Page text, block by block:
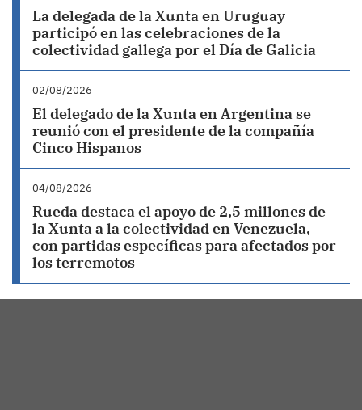
La delegada de la Xunta en Uruguay
participó en las celebraciones de la
colectividad gallega por el Día de Galicia
02/08/2026
El delegado de la Xunta en Argentina se
reunió con el presidente de la compañía
Cinco Hispanos
04/08/2026
Rueda destaca el apoyo de 2,5 millones de
la Xunta a la colectividad en Venezuela,
con partidas específicas para afectados por
los terremotos